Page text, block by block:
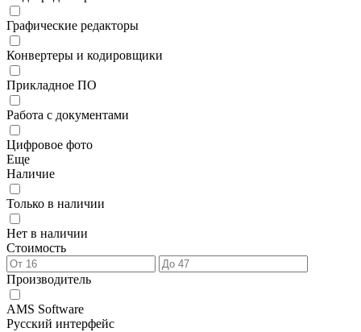
Графические редакторы
Конвертеры и кодировщики
Прикладное ПО
Работа с документами
Цифровое фото
Еще
Наличие
Только в наличии
Нет в наличии
Стоимость
Производитель
AMS Software
Русский интерфейс